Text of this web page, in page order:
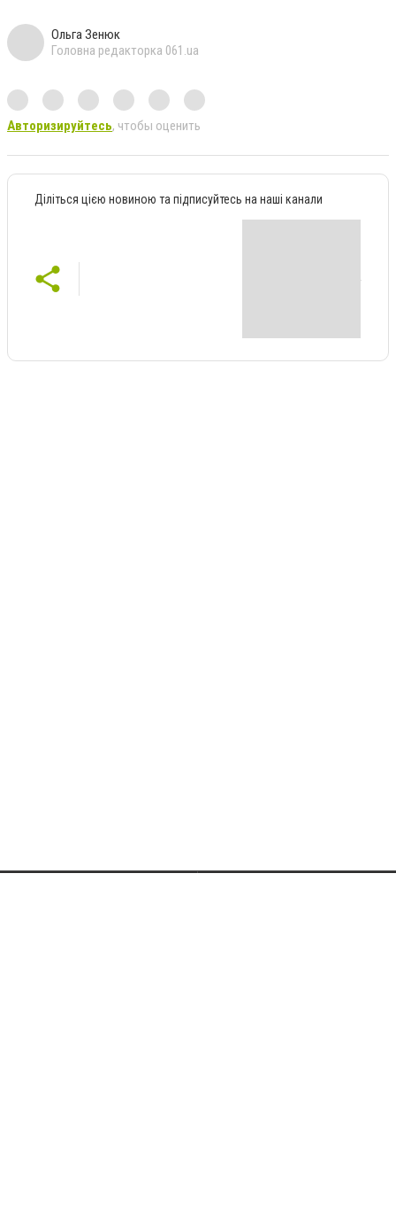
Ольга Зенюк
Головна редакторка 061.ua
Авторизируйтесь, чтобы оценить
Діліться цією новиною та підписуйтесь на наші канали